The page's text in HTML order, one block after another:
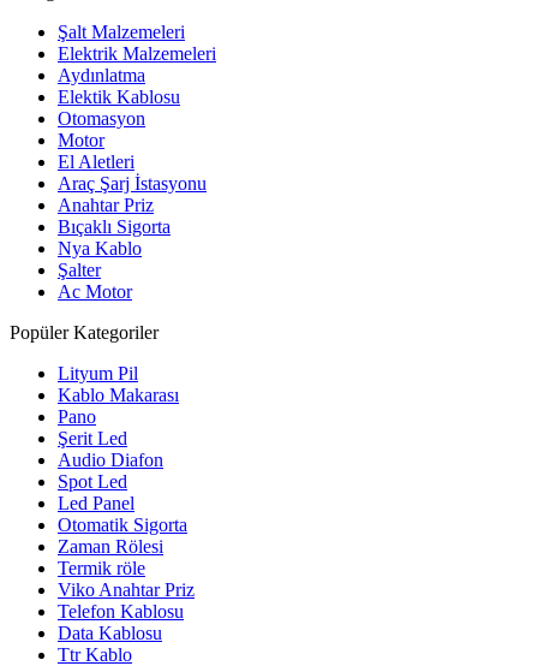
Şalt Malzemeleri
Elektrik Malzemeleri
Aydınlatma
Elektik Kablosu
Otomasyon
Motor
El Aletleri
Araç Şarj İstasyonu
Anahtar Priz
Bıçaklı Sigorta
Nya Kablo
Şalter
Ac Motor
Popüler Kategoriler
Lityum Pil
Kablo Makarası
Pano
Şerit Led
Audio Diafon
Spot Led
Led Panel
Otomatik Sigorta
Zaman Rölesi
Termik röle
Viko Anahtar Priz
Telefon Kablosu
Data Kablosu
Ttr Kablo